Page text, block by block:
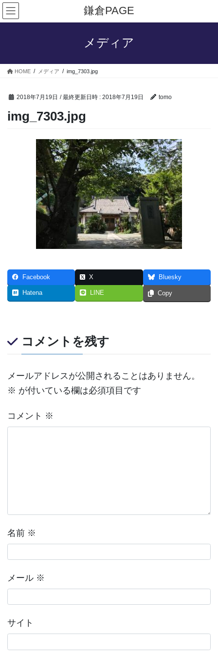
コ
ン
テ
ス
ナ
ビ
ゲ
ン
鎌倉PAGE
メディア
HOME メディア img_7303.jpg
2018年7月19日 / 最終更新日時 : 2018年7月19日 tomo
img_7303.jpg
Facebook X Bluesky
Hatena LINE Copy
コメントを残す
メールアドレスが公開されることはありません。
※ が付いている欄は必須項目です
コメント ※
名前 ※
メール ※
サイト